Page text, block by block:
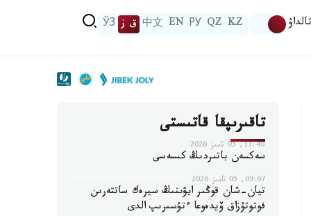
تالداۋ KZ
QZ
РУ
EN
中文 ق ز ЎЗ
تاقىرىپقا قاتىستى
11:40, 05 تامىز 2026
سەكسەن باتىردىڭ كىسەسى
09:07, 05 تامىز 2026
تيان-شان قوڭىر ايۋىنىڭ سيرەك ساتتەرىن
فوتوتۇزاق ۆيدەوعا ءتۇسىرىپ الدى